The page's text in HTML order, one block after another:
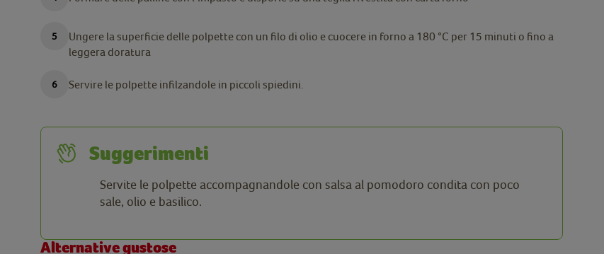
Ungere la superficie delle polpette con un filo di olio e cuocere in forno a 180 °C per 15 minuti o fino a
leggera doratura
Servire le polpette infilzandole in piccoli spiedini.
Suggerimenti
Servite le polpette accompagnandole con salsa al pomodoro condita con poco
sale, olio e basilico.
Alternative gustose